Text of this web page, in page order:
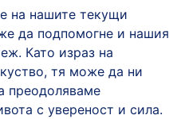
на нашите текущи
да подпомогне и нашия
Като израз на
тя може да ни
преодоляваме
с увереност и сила.